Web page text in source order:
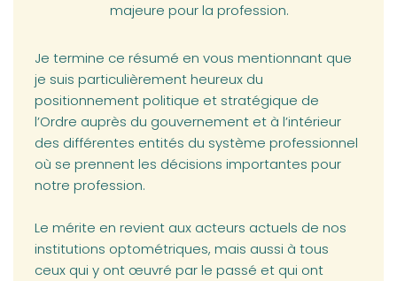
majeure pour la profession.
Je termine ce résumé en vous mentionnant que
je suis particulièrement heureux du
positionnement politique et stratégique de
l’Ordre auprès du gouvernement et à l’intérieur
des différentes entités du système professionnel
où se prennent les décisions importantes pour
notre profession.
Le mérite en revient aux acteurs actuels de nos
institutions optométriques, mais aussi à tous
ceux qui y ont œuvré par le passé et qui ont